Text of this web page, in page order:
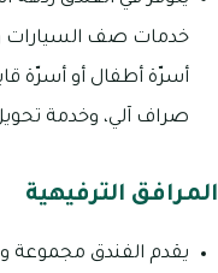
خدمات صف السيارات
أسرّة أطفال أو أسرّة
صراف آلي، وخدمة
المرافق الترفيهية
يقدم الفندق مجموعة